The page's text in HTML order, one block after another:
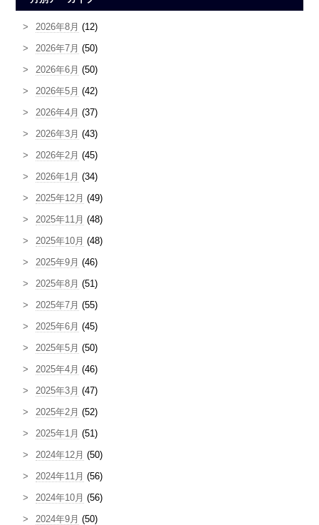
2026年8月 (12)
2026年7月 (50)
2026年6月 (50)
2026年5月 (42)
2026年4月 (37)
2026年3月 (43)
2026年2月 (45)
2026年1月 (34)
2025年12月 (49)
2025年11月 (48)
2025年10月 (48)
2025年9月 (46)
2025年8月 (51)
2025年7月 (55)
2025年6月 (45)
2025年5月 (50)
2025年4月 (46)
2025年3月 (47)
2025年2月 (52)
2025年1月 (51)
2024年12月 (50)
2024年11月 (56)
2024年10月 (56)
2024年9月 (50)